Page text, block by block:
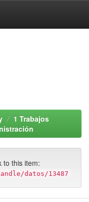
1 Trabajos
to this item:
datos/13487